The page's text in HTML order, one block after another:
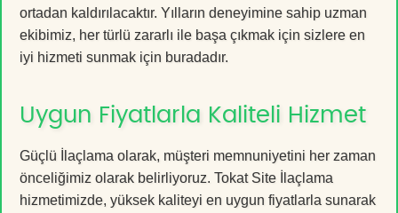
ortadan kaldırılacaktır. Yılların deneyimine sahip uzman
ekibimiz, her türlü zararlı ile başa çıkmak için sizlere en
iyi hizmeti sunmak için buradadır.
Uygun Fiyatlarla Kaliteli Hizmet
Güçlü İlaçlama olarak, müşteri memnuniyetini her zaman
önceliğimiz olarak belirliyoruz. Tokat Site İlaçlama
hizmetimizde, yüksek kaliteyi en uygun fiyatlarla sunarak